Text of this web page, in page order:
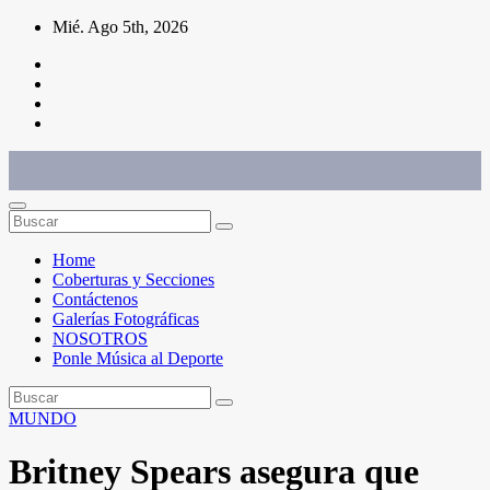
Saltar
contenido
Mié. Ago 5th, 2026
Home
Coberturas y Secciones
Contáctenos
Galerías Fotográficas
NOSOTROS
Ponle Música al Deporte
MUNDO
Britney Spears asegura que